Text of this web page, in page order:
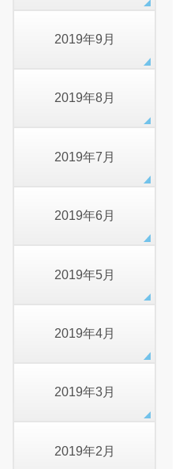
2019年9月
2019年8月
2019年7月
2019年6月
2019年5月
2019年4月
2019年3月
2019年2月